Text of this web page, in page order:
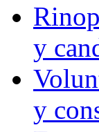
y
y